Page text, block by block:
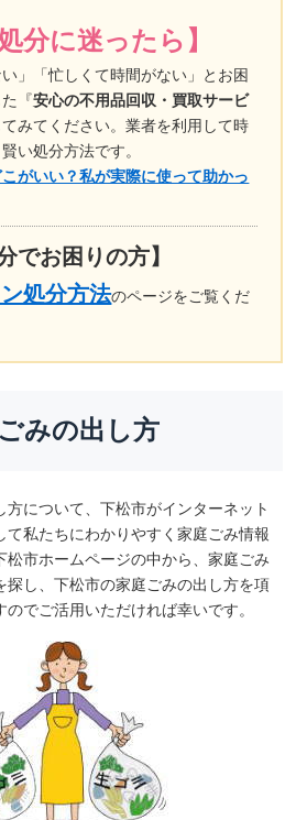
分に迷ったら】
」「忙しくて時間がない」とお困
『安心の不用品回収・買取サービ
みてください。業者を利用して時
い処分方法です。
がいい？私が実際に使って助かっ
でお困りの方】
処分方法のページをご覧くだ
みの出し方
方について、下松市がインターネット
て私たちにわかりやすく家庭ごみ情報
松市ホームページの中から、家庭ごみ
探し、下松市の家庭ごみの出し方を項
でご活用いただければ幸いです。